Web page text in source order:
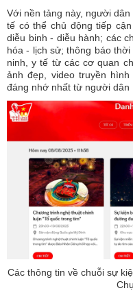
Với nền tảng này, người
tế có thể chủ động tiếp
diễu binh - diễu hành; các
hóa - lịch sử; thông báo
ninh, y tế từ các cơ quan
ảnh đẹp, video truyền
đáng nhớ nhất từ người dân
Các thông tin về chuỗi sự